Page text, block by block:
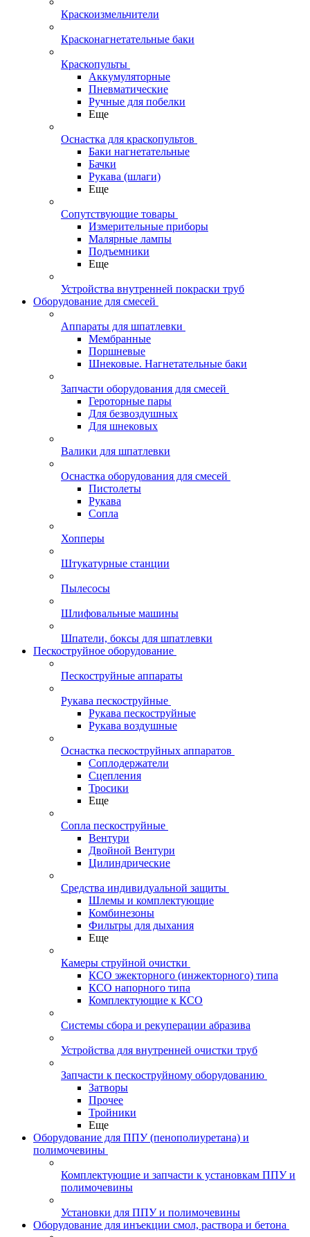
Краскоизмельчители
Красконагнетательные баки
Краскопульты
Аккумуляторные
Пневматические
Ручные для побелки
Еще
Оснастка для краскопультов
Баки нагнетательные
Бачки
Рукава (шлаги)
Еще
Сопутствующие товары
Измерительные приборы
Малярные лампы
Подъемники
Еще
Устройства внутренней покраски труб
Оборудование для смесей
Аппараты для шпатлевки
Мембранные
Поршневые
Шнековые. Нагнетательные баки
Запчасти оборудования для смесей
Героторные пары
Для безвоздушных
Для шнековых
Валики для шпатлевки
Оснастка оборудования для смесей
Пистолеты
Рукава
Сопла
Хопперы
Штукатурные станции
Пылесосы
Шлифовальные машины
Шпатели, боксы для шпатлевки
Пескоструйное оборудование
Пескоструйные аппараты
Рукава пескоструйные
Рукава пескоструйные
Рукава воздушные
Оснастка пескоструйных аппаратов
Соплодержатели
Сцепления
Тросики
Еще
Сопла пескоструйные
Вентури
Двойной Вентури
Цилиндрические
Средства индивидуальной защиты
Шлемы и комплектующие
Комбинезоны
Фильтры для дыхания
Еще
Камеры струйной очистки
КСО эжекторного (инжекторного) типа
КСО напорного типа
Комплектующие к КСО
Системы сбора и рекуперации абразива
Устройства для внутренней очистки труб
Запчасти к пескоструйному оборудованию
Затворы
Прочее
Тройники
Еще
Оборудование для ППУ (пенополиуретана) и
полимочевины
Комплектующие и запчасти к установкам ППУ и
полимочевины
Установки для ППУ и полимочевины
Оборудование для инъекции смол, раствора и бетона